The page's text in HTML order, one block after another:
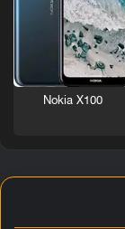
Nokia X100